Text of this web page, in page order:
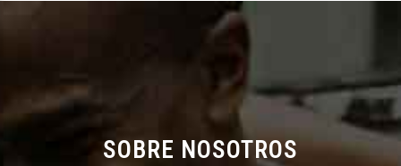
SOBRE NOSOTROS